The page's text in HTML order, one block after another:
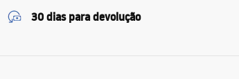
30 dias para devolução